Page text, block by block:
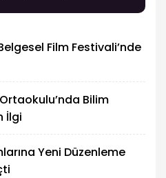
Film Festivali’nde
Bilim
İlgi
Yeni Düzenleme